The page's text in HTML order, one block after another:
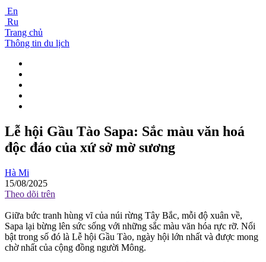
En
Ru
Trang chủ
Thông tin du lịch
Lễ hội Gầu Tào Sapa: Sắc màu văn hoá
độc đáo của xứ sở mờ sương
Hà Mi
15/08/2025
Theo dõi trên
Giữa bức tranh hùng vĩ của núi rừng Tây Bắc, mỗi độ xuân về,
Sapa lại bừng lên sức sống với những sắc màu văn hóa rực rỡ. Nổi
bật trong số đó là Lễ hội Gầu Tào, ngày hội lớn nhất và được mong
chờ nhất của cộng đồng người Mông.